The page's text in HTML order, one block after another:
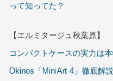
って知ってた？
【エルミタージュ秋葉原】
コンパクトケースの実力は
Okinos「MiniArt 4」徹底解説